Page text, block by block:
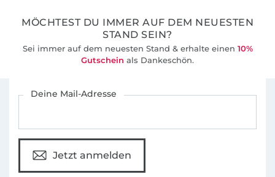
MÖCHTEST DU IMMER AUF DEM NEUESTEN
STAND SEIN?
Sei immer auf dem neuesten Stand & erhalte einen 10%
Gutschein als Dankeschön.
Deine Mail-Adresse
Jetzt anmelden